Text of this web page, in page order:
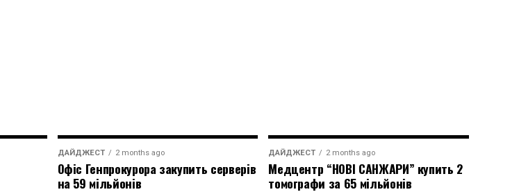
ДАЙДЖЕСТ 2 months ago
Офіс Генпрокурора закупить серверів
на 59 мільйонів
ДАЙДЖЕСТ 2 months ago
Медцентр “НОВІ САНЖАРИ” купить 2
томографи за 65 мільйонів